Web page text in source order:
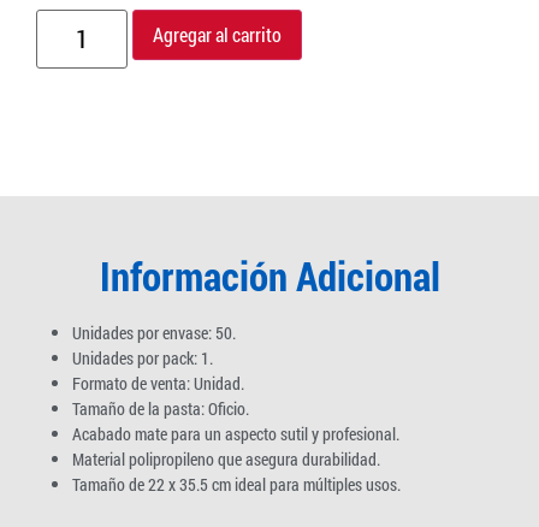
Agregar al carrito
Información Adicional
Unidades por envase: 50.
Unidades por pack: 1.
Formato de venta: Unidad.
Tamaño de la pasta: Oficio.
Acabado mate para un aspecto sutil y profesional.
Material polipropileno que asegura durabilidad.
Tamaño de 22 x 35.5 cm ideal para múltiples usos.